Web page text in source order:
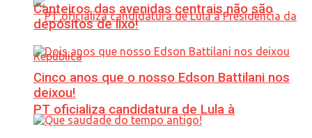
PT oficializa candidatura de Lula à
Canteiros das avenidas centrais não são
depósitos de lixo!
Cinco anos que o nosso Edson Battilani nos
deixou!